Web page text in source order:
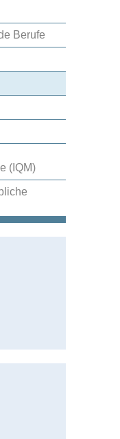
Berufe
(IQM)